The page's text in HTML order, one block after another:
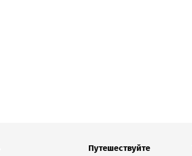
Путешествуйте